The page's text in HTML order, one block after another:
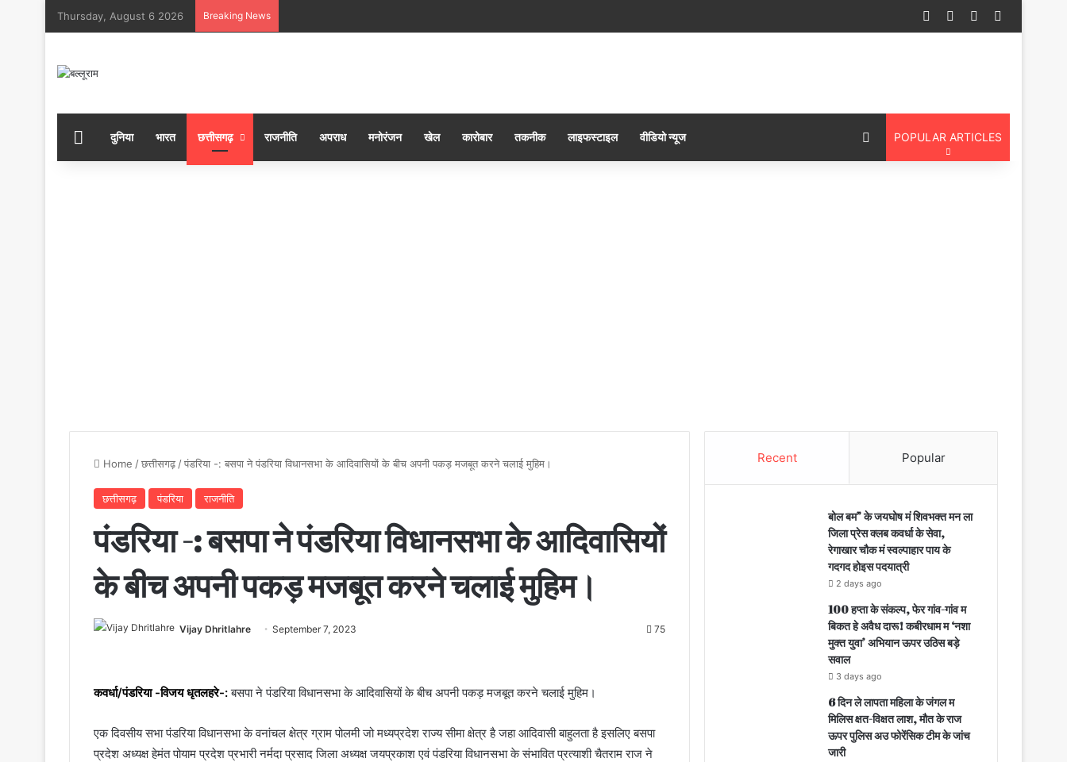
Thursday, August 6 2026 Breaking News Log InRandom Article
Sidebar
दुनिया भारत छत्तीसगढ़ राजनीति अपराध मनोरंजन खेल कारोबार तकनीक लाइफस्टाइल वीडियो न्यूज Switch skin
POPULAR ARTICLES
Home /छत्तीसगढ़ /पंडरिया -: बसपा ने पंडरिया विधानसभा के आदिवासियों के बीच अपनी पकड़ मजबूत करने चलाई मुहिम।
छत्तीसगढ़ पंडरिया राजनीति
पंडरिया -: बसपा ने पंडरिया विधानसभा के आदिवासियों
के बीच अपनी पकड़ मजबूत करने चलाई मुहिम।
Vijay Dhritlahre September 7, 2023 75
कवर्धा/पंडरिया -विजय धृतलहरे-: बसपा ने पंडरिया विधानसभा के आदिवासियों के बीच अपनी पकड़ मजबूत करने चलाई मुहिम।
एक दिवसीय सभा पंडरिया विधानसभा के वनांचल क्षेत्र ग्राम पोलमी जो मध्यप्रदेश राज्य सीमा क्षेत्र है जहा आदिवासी बाहुलता है इसलिए बसपा
प्रदेश अध्यक्ष हेमंत पोयाम प्रदेश प्रभारी नर्मदा प्रसाद जिला अध्यक्ष जयप्रकाश एवं पंडरिया विधानसभा के संभावित प्रत्याशी चैतराम राज ने
Recent Popular
बोल बम” के जयघोष मं शिवभक्त मन ला
जिला प्रेस क्लब कवर्धा के सेवा,
रेगाखार चौक मं स्वल्पाहार पाय के
गदगद होइस पदयात्री
2 days ago
100 हप्ता के संकल्प, फेर गांव-गांव म
बिकत हे अवैध दारू! कबीरधाम म ‘नशा
मुक्त युवा’ अभियान ऊपर उठिस बड़े
सवाल
3 days ago
6 दिन ले लापता महिला के जंगल म
मिलिस क्षत-विक्षत लाश, मौत के राज
ऊपर पुलिस अउ फोरेंसिक टीम के जांच
जारी